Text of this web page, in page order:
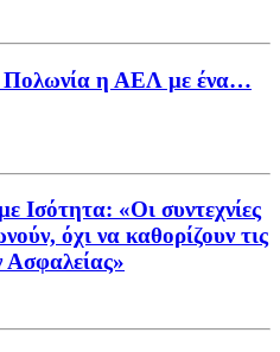
Πολωνία η ΑΕΛ με ένα…
Ισότητα: «Οι συντεχνίες
όχι να καθορίζουν τις